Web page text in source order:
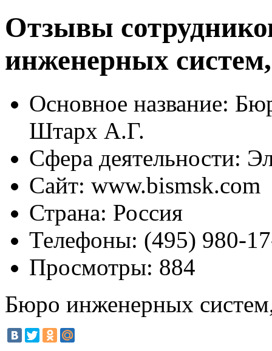
Отзывы
инженерных
Основное название:
Штарх А.Г.
Сфера деятельности:
Сайт: www.bismsk.com
Страна: Россия
Телефоны: (495) 980-
Просмотры: 884
Бюро инженерных